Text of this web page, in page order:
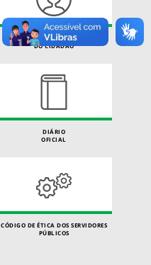
CARTA DE SERVIÇOS
DO CIDADÃO
DIÁRIO
OFICIAL
CÓDIGO DE ÉTICA DOS SERVIDORES
PÚBLICOS